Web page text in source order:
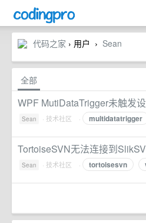
代码之家 › 用户 › Sean
全部
WPF MutiDataTrigger未触发
Sean · 技术社区 · multidatatrigger
TortoiseSVN无法连接到
Sean · 技术社区 · tortoisesvn